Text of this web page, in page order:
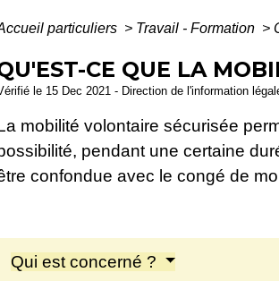
particuliers > Travail - Formation >
CE QUE LA
le 15 Dec 2021 - Direction de l'information
mobilité volontaire sécurisée
pendant une certaine
confondue avec le congé de
Qui est concerné ?